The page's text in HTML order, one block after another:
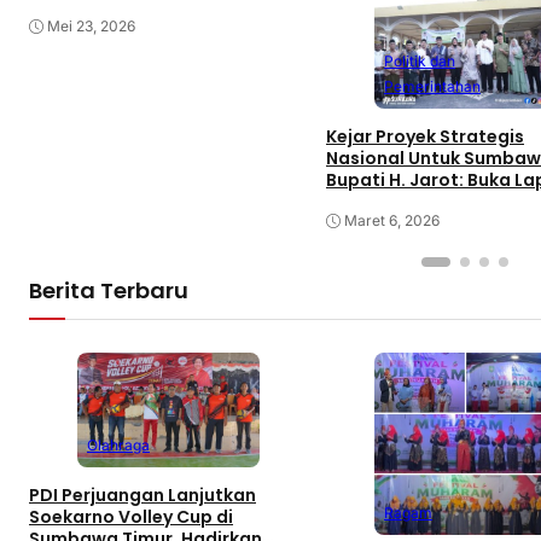
Mei 23, 2026
Politik dan
Pemerintahan
Kejar Proyek Strategis
Nasional Untuk
Bupati H. Jarot: Buka
Perekonomian
Maret 6, 2026
Berita Terbaru
Olahraga
PDI Perjuangan Lanjutkan
Soekarno Volley Cup di
Ragam